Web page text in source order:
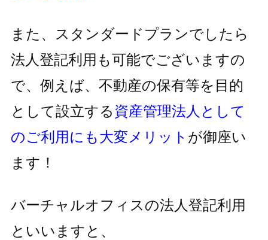
また、スタンダードプランでしたら
法人登記利用も可能でございますの
で、 例えば、不動産の保有等を目的
として設立する 資産管理法人として
のご利用にも大変メリット が御座い
ます！
バーチャルオフィスの法人登記利用
といいますと、